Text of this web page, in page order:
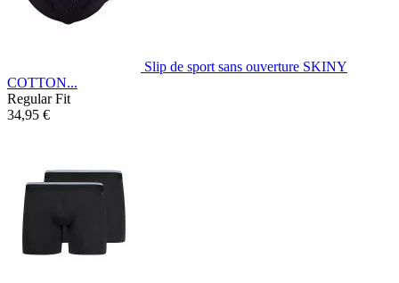
Slip de sport sans ouverture SKINY
COTTON...
Regular Fit
34,95 €